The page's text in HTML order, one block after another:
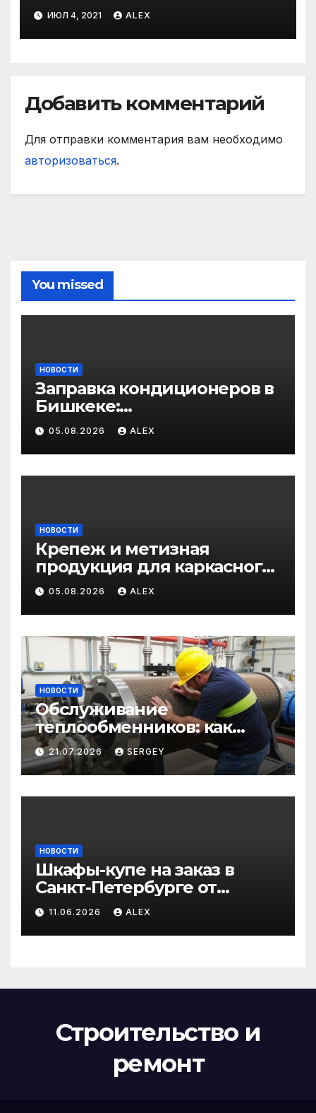
ИЮЛ 4, 2021 ALEX
Добавить комментарий
Для отправки комментария вам необходимо
авторизоваться.
You missed
НОВОСТИ
Заправка кондиционеров в
Бишкеке:
профессиональные услуги
для дома и авто
05.08.2026 ALEX
НОВОСТИ
Крепеж и метизная
продукция для каркасного
и загородного
строительства: от
саморезов до анкеров
05.08.2026 ALEX
НОВОСТИ
Обслуживание
теплообменников: как
сохранить эффективность
и избежать простоев
21.07.2026 SERGEY
НОВОСТИ
Шкафы-купе на заказ в
Санкт-Петербурге от
производителя по
доступным ценам
11.06.2026 ALEX
Строительство и
ремонт